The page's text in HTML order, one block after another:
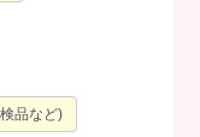
品など)